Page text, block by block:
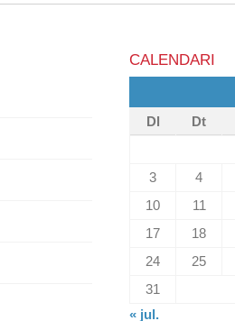
CALENDARI
Dl
Dt
3
4
10
11
17
18
24
25
31
« jul.